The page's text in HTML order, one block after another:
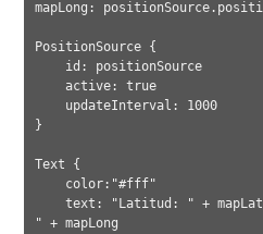
mapLong:
PositionSource {
}
Text {
    text: "Latitud: " + mapLat + "<br/>" + "Longitud:
" + mapLong